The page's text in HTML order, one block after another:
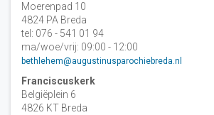
Moerenpad 10
4824 PA Breda
tel: 076 - 541 01 94
ma/woe/vrij: 09:00 - 12:00
bethlehem@augustinusparochiebreda.nl
Franciscuskerk
Belgiëplein 6
4826 KT Breda